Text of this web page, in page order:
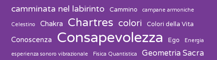
camminata nel labirinto Cammino campane armoniche
Celestino Chakra Chartres colori Colori della Vita
Conoscenza Consapevolezza Ego Energia
esperienza sonoro vibrazionale Fisica Quantistica Geometria Sacra